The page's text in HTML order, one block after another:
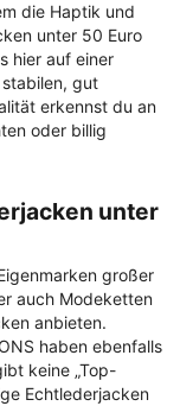
die Haptik und
unter 50 Euro
hier auf einer
gut
erkennst du an
oder billig
unter
großer
auch Modeketten
anbieten.
haben ebenfalls
keine „Top-
Echtlederjacken